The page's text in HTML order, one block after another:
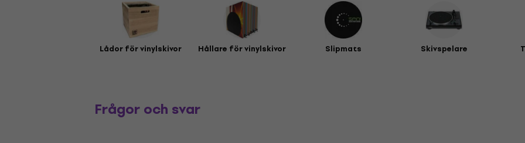
Lådor för vinylskivor Hållare för vinylskivor Slipmats Skivspelare
Frågor och svar